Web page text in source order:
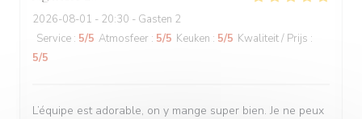
2026-08-01 - 20:30 - Gasten 2
Service : 5/5 Atmosfeer : 5/5 Keuken : 5/5 Kwaliteit / Prijs :
5/5
L’équipe est adorable, on y mange super bien. Je ne peux